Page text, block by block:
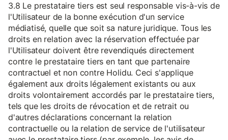
3.8 Le prestataire tiers est seul responsable vis-à-vis de
l'Utilisateur de la bonne exécution d'un service
médiatisé, quelle que soit sa nature juridique. Tous les
droits en relation avec la réservation effectuée par
l'Utilisateur doivent être revendiqués directement
contre le prestataire tiers en tant que partenaire
contractuel et non contre Holidu. Ceci s'applique
également aux droits légalement existants ou aux
droits volontairement accordés par le prestataire tiers,
tels que les droits de révocation et de retrait ou
d'autres déclarations concernant la relation
contractuelle ou la relation de service de l'utilisateur